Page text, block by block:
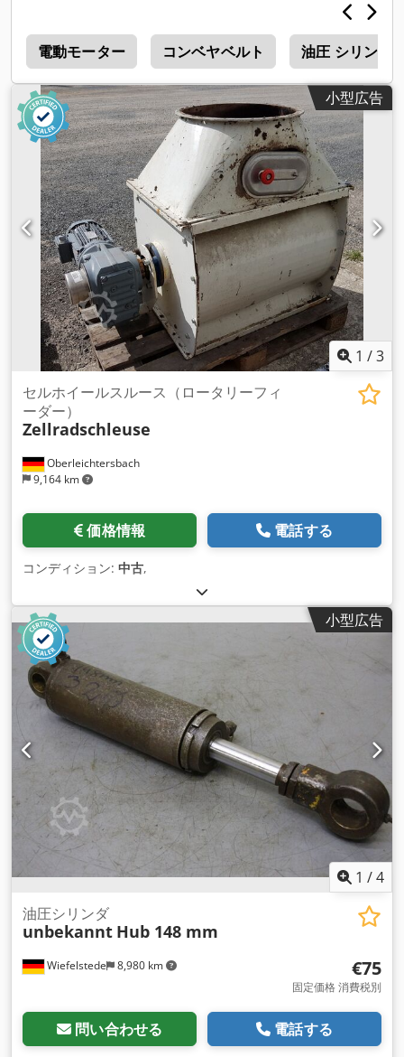
電動モーター コンベヤベルト 油圧 シリンダ
小型広告
1 /3
Oberleichtersbach
9,164 km
セルホイールスルース（ロータリーフィ
ーダー）
Zellradschleuse
価格情報 電話する
コンディション: 中古,
小型広告
1 /4
Wiefelstede 8,980 km
油圧シリンダ
unbekannt Hub 148 mm
€75
固定価格 消費税別
問い合わせる 電話する